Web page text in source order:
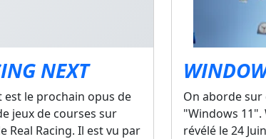
NEXT
est le prochain opus de
jeux de courses sur
Real Racing. Il est vu par
On aborde
"Windows
révélé le 24